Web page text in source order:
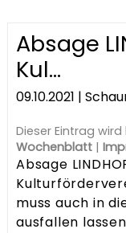
Absage
Kul...
09.10.2021 |
Dieser Eintrag
Wochenblatt |
Absage
muss auch in
ausfallen